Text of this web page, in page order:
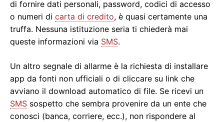
di fornire dati personali, password, codici di accesso
o numeri di carta di credito, è quasi certamente una
truffa. Nessuna istituzione seria ti chiederà mai
queste informazioni via SMS.
Un altro segnale di allarme è la richiesta di installare
app da fonti non ufficiali o di cliccare su link che
avviano il download automatico di file. Se ricevi un
SMS sospetto che sembra provenire da un ente che
conosci (banca, corriere, ecc.), non rispondere al